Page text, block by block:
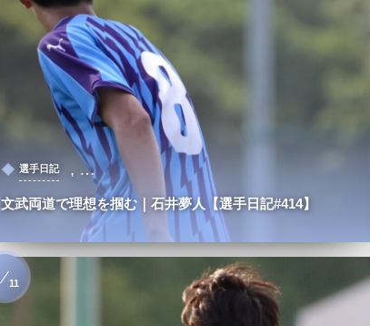
選手日記 , …
文武両道で理想を掴む｜石井夢人【選手日記#414】
11